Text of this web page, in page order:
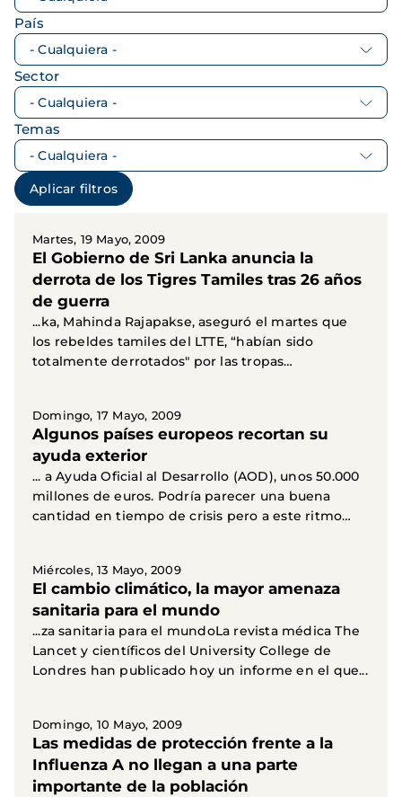
País
Sector
Temas
Martes, 19 Mayo, 2009
El Gobierno de Sri Lanka anuncia la
derrota de los Tigres Tamiles tras 26 años
de guerra
...ka, Mahinda Rajapakse, aseguró el martes que
los rebeldes tamiles del LTTE, “habían sido
totalmente derrotados" por las tropas
Domingo, 17 Mayo, 2009
Algunos países europeos recortan su
ayuda exterior
... a Ayuda Oficial al Desarrollo (AOD), unos 50.000
millones de euros. Podría parecer una buena
cantidad en tiempo de crisis pero a este ritmo
Miércoles, 13 Mayo, 2009
El cambio climático, la mayor amenaza
sanitaria para el mundo
...za sanitaria para el mundoLa revista médica The
Lancet y científicos del University College de
Londres han publicado hoy un informe en el que...
Domingo, 10 Mayo, 2009
Las medidas de protección frente a la
Influenza A no llegan a una parte
importante de la población